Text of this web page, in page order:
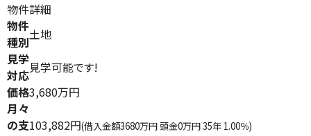
物件詳細
物件
種別土地
見学
対応見学可能です!
価格3,680万円
月々
の支103,882円(借入金額3680万円 頭金0万円 35年 1.00％)